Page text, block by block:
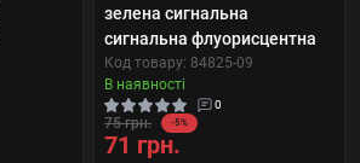
зелена сигнальна
сигнальна флуорисцентна
Код товару: 84825-09
В наявності
0
75 грн. -5%
71 грн.